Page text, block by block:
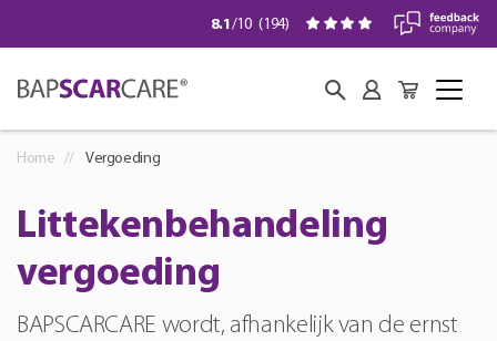
8.1/10 (194)
Home Vergoeding
Littekenbehandeling
vergoeding
BAPSCARCARE wordt, afhankelijk van de ernst